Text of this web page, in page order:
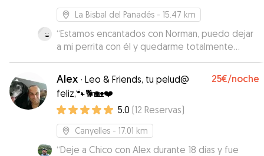
La Bisbal del Panadés - 15.47 km
“Estamos encantados con Norman, puedo dejar
a mi perrita con él y quedarme totalmente
tranquila. La comunicación ha sido perfecta, es
muy atento. Totalmente recomendable. ”
Alex · Leo & Friends, tu pelud@
feliz,🐾🐕🏡❤️
25€/noche
5.0 (12 Reservas)
Canyelles - 17.01 km
“Deje a Chico con Alex durante 18 días y fue